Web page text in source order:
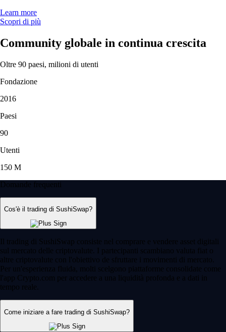
Learn more
Scopri di più
Community globale in continua crescita
Oltre 90 paesi, milioni di utenti
Fondazione
2016
Paesi
90
Utenti
150 M
Domande frequenti
Cos'è il trading di SushiSwap?
Il trading di SushiSwap consiste nel comprare e vendere asset digitali
sul mercato delle criptovalute. I partecipanti scambiano valuta fiat o
altre criptovalute con l'obiettivo de sfruttare i movimenti di mercato.
Per un'esperienza fluida, molti scelgono piattaforme consolidate come
l'app Crypto.com per accedere a una liquidità profonda e a dati in
tempo reale.
Come iniziare a fare trading di SushiSwap?